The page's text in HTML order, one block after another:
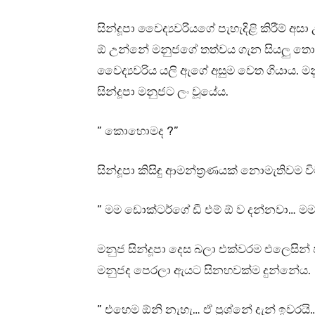
සින්දූපා වෛද්‍යවරියගේ පැහැදිළි කිරීම්
ඕ උන්නේ මනුජගේ තත්වය ගැන සියලු
වෛද්‍යවරිය යලි ඇගේ අසුම වෙත ගියාය.
සින්දූපා මනුජට ලං වූයේය.
” කොහොමද ?”
සින්දූපා කිසිඳු ආමන්ත්‍රණයක් නොමැතිවම
” මම ඩොක්ටර්ගේ ඩී එම් ඕ ව දන්නවා…
මනුජ සින්දූපා දෙස බලා එක්වරම එලෙසින්
මනුජද පෙරලා ඇයට සිනහවක්ම දුන්නේය.
” එහෙම ඕනි නැහැ… ඒ ප්‍රශ්නේ දැන්